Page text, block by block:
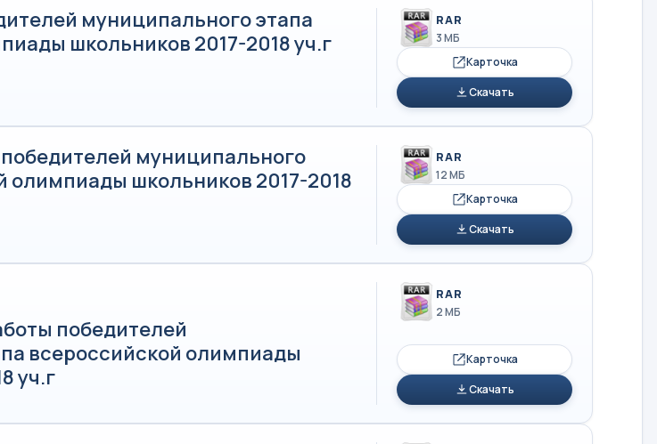
муниципального этапа
школьников 2017-2018 уч.г
RAR
3 МБ
Карточка
Скачать
муниципального
олимпиады школьников 2017-2018
RAR
12 МБ
Карточка
Скачать
победителей
всероссийской олимпиады
уч.г
RAR
2 МБ
Карточка
Скачать